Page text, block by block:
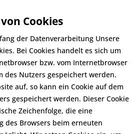
Cookies
der Datenverarbeitung Unsere
Bei Cookies handelt es sich um
bzw. vom Internetbrowser
des Nutzers gespeichert werden.
auf, so kann ein Cookie auf dem
gespeichert werden. Dieser Cookie
Zeichenfolge, die eine
des Browsers beim erneuten